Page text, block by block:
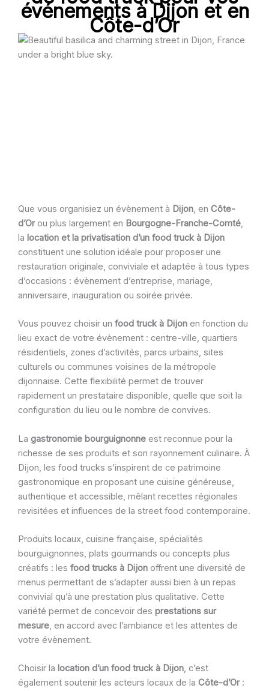
événementsàDijon et en
Côte-d’Or
Que vous organisiez un évènement à Dijon, en Côte-
d’Orou plus largement en Bourgogne-Franche-Comté,
la location et la privatisation d’un food truck à Dijon
constituent une solution idéale pour proposer une
restauration originale, conviviale et adaptée à tous types
d’occasions : évènement d’entreprise, mariage,
anniversaire, inauguration ou soirée privée.
Vous pouvez choisir un food truck à Dijon en fonction du
lieu exact de votre évènement : centre-ville, quartiers
résidentiels, zones d’activités, parcs urbains, sites
culturels ou communes voisines de la métropole
dijonnaise. Cette flexibilité permet de trouver
rapidement un prestataire disponible, quelle que soit la
configuration du lieu ou le nombre de convives.
La gastronomie bourguignonne est reconnue pour la
richesse de ses produits et son rayonnement culinaire. À
Dijon, les food trucks s’inspirent de ce patrimoine
gastronomique en proposant une cuisine généreuse,
authentique et accessible, mêlant recettes régionales
revisitées et influences de la street food contemporaine.
Produits locaux, cuisine française, spécialités
bourguignonnes, plats gourmands ou concepts plus
créatifs : les food trucks à Dijon offrent une diversité de
menus permettant de s’adapter aussi bien à un repas
convivial qu’à une prestation plus qualitative. Cette
variété permet de concevoir des prestations sur
mesure, en accord avec l’ambiance et les attentes de
votre évènement.
Choisir la location d’un food truck à Dijon, c’est
également soutenir les acteurs locaux de la Côte-d’Or: